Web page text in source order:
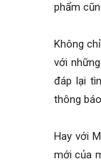
phẩm
Không
với
đáp lại
thông
Hay với
mới của